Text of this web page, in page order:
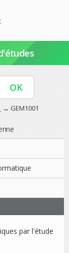
→ GEM1001
par l'étude